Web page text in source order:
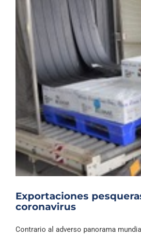
Exportaciones
coronavirus
Contrario al adverso panorama